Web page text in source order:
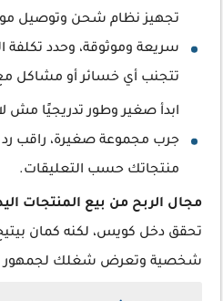
تجهيز نظام شحن وتوصيل
سريعة وموثوقة، وحدد
تتجنب أي خسائر أو مشاكل
ابدأ صغير وطور تدريجيًا مش
جرب مجموعة صغيرة، راقب
منتجاتك حسب التعليقات.
مجال الربح من بيع المنتجات
تحقق دخل كويس، لكنه كمان
شخصية وتعرض شغلك لجمهور